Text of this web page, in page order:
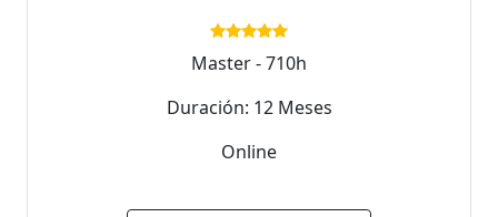
Master - 710h
Duración: 12 Meses
Online